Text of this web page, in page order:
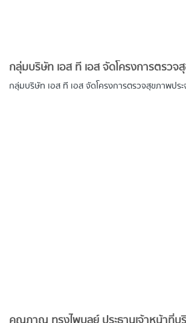
กลุ่มบริษัท เอส ที เอส จัดโครงการตรวจสุขภาพปร